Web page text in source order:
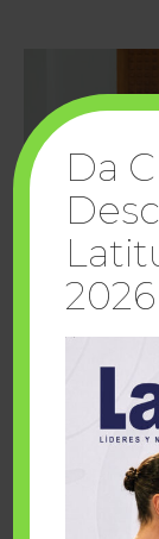
Cuando la
sueños
Da
2026